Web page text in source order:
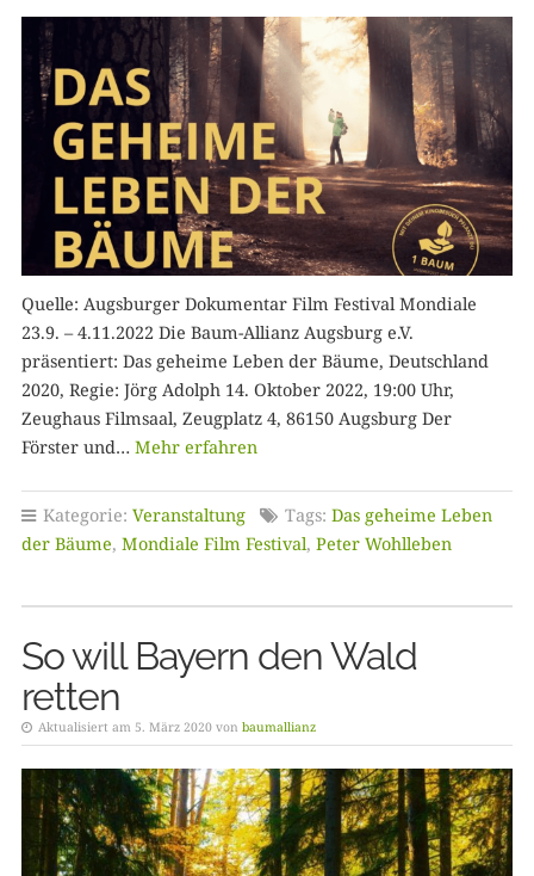
Quelle: Augsburger Dokumentar Film Festival Mondiale
23.9. – 4.11.2022 Die Baum-Allianz Augsburg e.V.
präsentiert: Das geheime Leben der Bäume, Deutschland
2020, Regie: Jörg Adolph 14. Oktober 2022, 19:00 Uhr,
Zeughaus Filmsaal, Zeugplatz 4, 86150 Augsburg Der
Förster und… Mehr erfahren
Kategorie: Veranstaltung Tags: Das geheime Leben
der Bäume, Mondiale Film Festival, Peter Wohlleben
So will Bayern den Wald
retten
Aktualisiert am 5. März 2020 von baumallianz